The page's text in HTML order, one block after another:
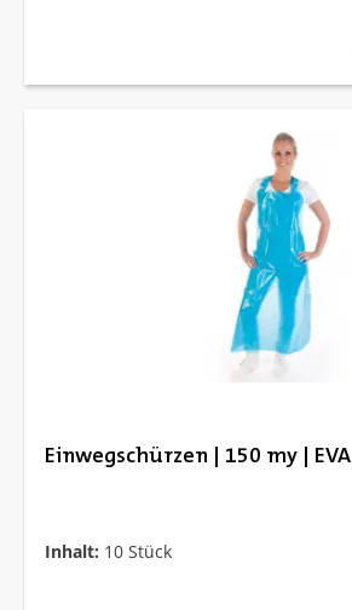
Einwegschürzen | 150 my | EVA
Inhalt: 10 Stück